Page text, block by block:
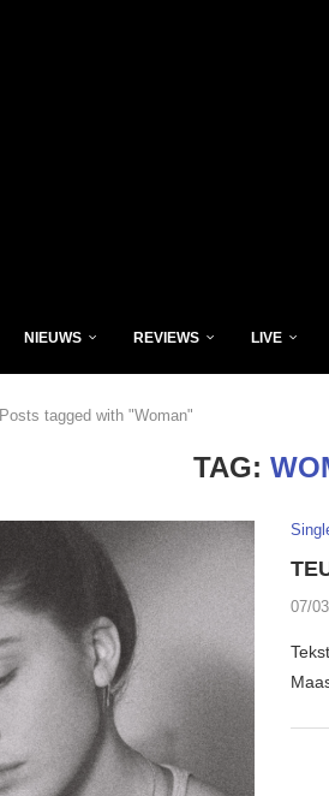
NIEUWS REVIEWS LIVE
Posts tagged with "Woman"
TAG:
07/